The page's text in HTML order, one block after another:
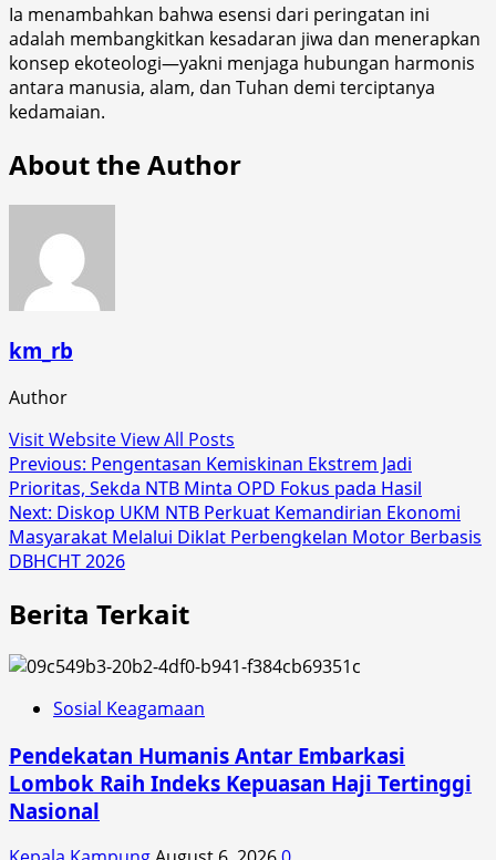
​Ia menambahkan bahwa esensi dari peringatan ini
adalah membangkitkan kesadaran jiwa dan menerapkan
konsep ekoteologi—yakni menjaga hubungan harmonis
antara manusia, alam, dan Tuhan demi terciptanya
kedamaian.
About the Author
km_rb
Author
Visit WebsiteView All Posts
Post
navigation
Previous: Pengentasan Kemiskinan Ekstrem Jadi
Prioritas, Sekda NTB Minta OPD Fokus pada Hasil
Next: Diskop UKM NTB Perkuat Kemandirian Ekonomi
Masyarakat Melalui Diklat Perbengkelan Motor Berbasis
DBHCHT 2026
Berita Terkait
Sosial Keagamaan
Pendekatan Humanis Antar Embarkasi
Lombok Raih Indeks Kepuasan Haji Tertinggi
Nasional